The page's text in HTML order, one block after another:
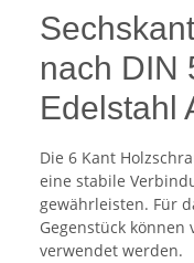
nach DIN
Edelstahl
Die 6 Kant
eine stabile
gewährleisten. Für
Gegenstück können
verwendet werden.